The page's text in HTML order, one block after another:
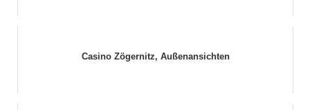
Casino Zögernitz, Außenansichten